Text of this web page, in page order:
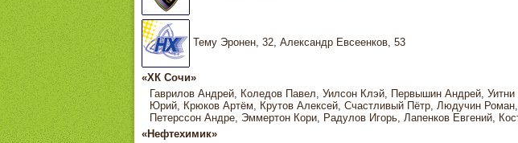
Тему Эронен, 32, Александр Евсеенков, 53
«ХК Сочи»
Гаврилов Андрей, Коледов Павел, Уилсон Клэй, Первышин Андрей,
Юрий, Крюков Артём, Крутов Алексей, Счастливый Пётр, Людучин
Петерссон Андре, Эммертон Кори, Радулов Игорь, Лапенков Евгений,
«Нефтехимик»